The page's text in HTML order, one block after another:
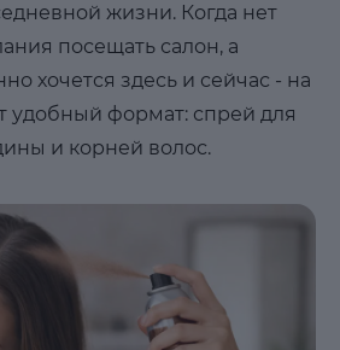
жизни. Когда нет
посещать салон, а
хочется здесь и сейчас - на
удобный формат: спрей для
и корней волос.